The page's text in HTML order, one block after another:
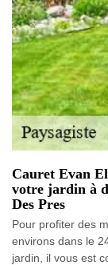
Cauret Evan
votre jardin à
Des Pres
Pour profiter des
environs dans le
jardin, il vous est